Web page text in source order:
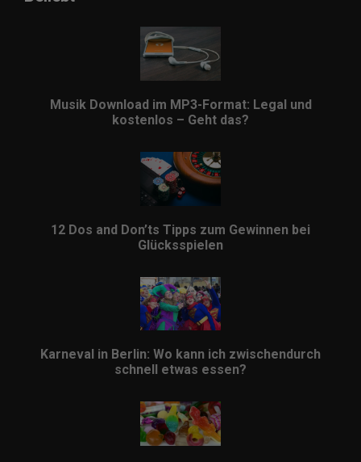
Musik Download im MP3-Format: Legal und
kostenlos – Geht das?
12 Dos and Don’ts Tipps zum Gewinnen bei
Glücksspielen
Karneval in Berlin: Wo kann ich zwischendurch
schnell etwas essen?